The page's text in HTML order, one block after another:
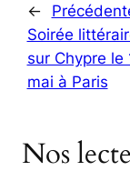
←
Soirée
sur Chypre le
mai à Paris
Nos